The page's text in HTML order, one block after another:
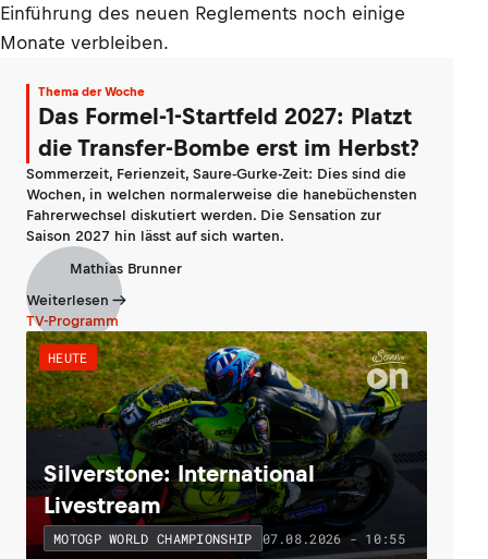
Einführung des neuen Reglements noch einige
Monate verbleiben.
Thema der Woche
Das Formel-1-Startfeld 2027: Platzt
die Transfer-Bombe erst im Herbst?
Sommerzeit, Ferienzeit, Saure-Gurke-Zeit: Dies sind die
Wochen, in welchen normalerweise die hanebüchensten
Fahrerwechsel diskutiert werden. Die Sensation zur
Saison 2027 hin lässt auf sich warten.
Mathias Brunner
Weiterlesen
TV-Programm
HEUTE
Silverstone: International
Livestream
MOTOGP WORLD CHAMPIONSHIP 07.08.2026 - 10:55